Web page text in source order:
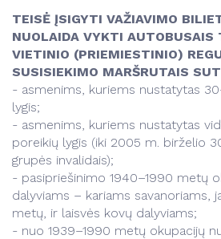
Lėšų kaupimas
Mokamų paslaugų
Projektai
Kontaktai
Vartotojams
Veikla
Vanduo
Projektai
Kainos
Kontaktai
Tvarkaraščiai
Transporto ir
Paslaugos
Naudinga
Projektai
Kontaktai
Darbuotojams
Tvarkaraščiai
Transporto ir komunalinio
Paslaugos
Naudinga informacija
Keleivių vežimo taisyklės
Lengvatos
Gyvūnų vežimas
TEISĖ ĮSIGYTI VAŽIAVIMO
NUOLAIDA VYKTI AUTOBUSAIS
VIETINIO (PRIEMIESTINIO)
SUSISIEKIMO MARŠRUTAIS
- asmenims, kuriems nustatytas
lygis;
- asmenims, kuriems nustatytas
poreikių lygis (iki 2005 m. birželio
grupės invalidais);
- pasipriešinimo 1940–1990 metų
dalyviams – kariams savanoriams,
metų, ir laisvės kovų dalyviams;
- nuo 1939–1990 metų okupacijų